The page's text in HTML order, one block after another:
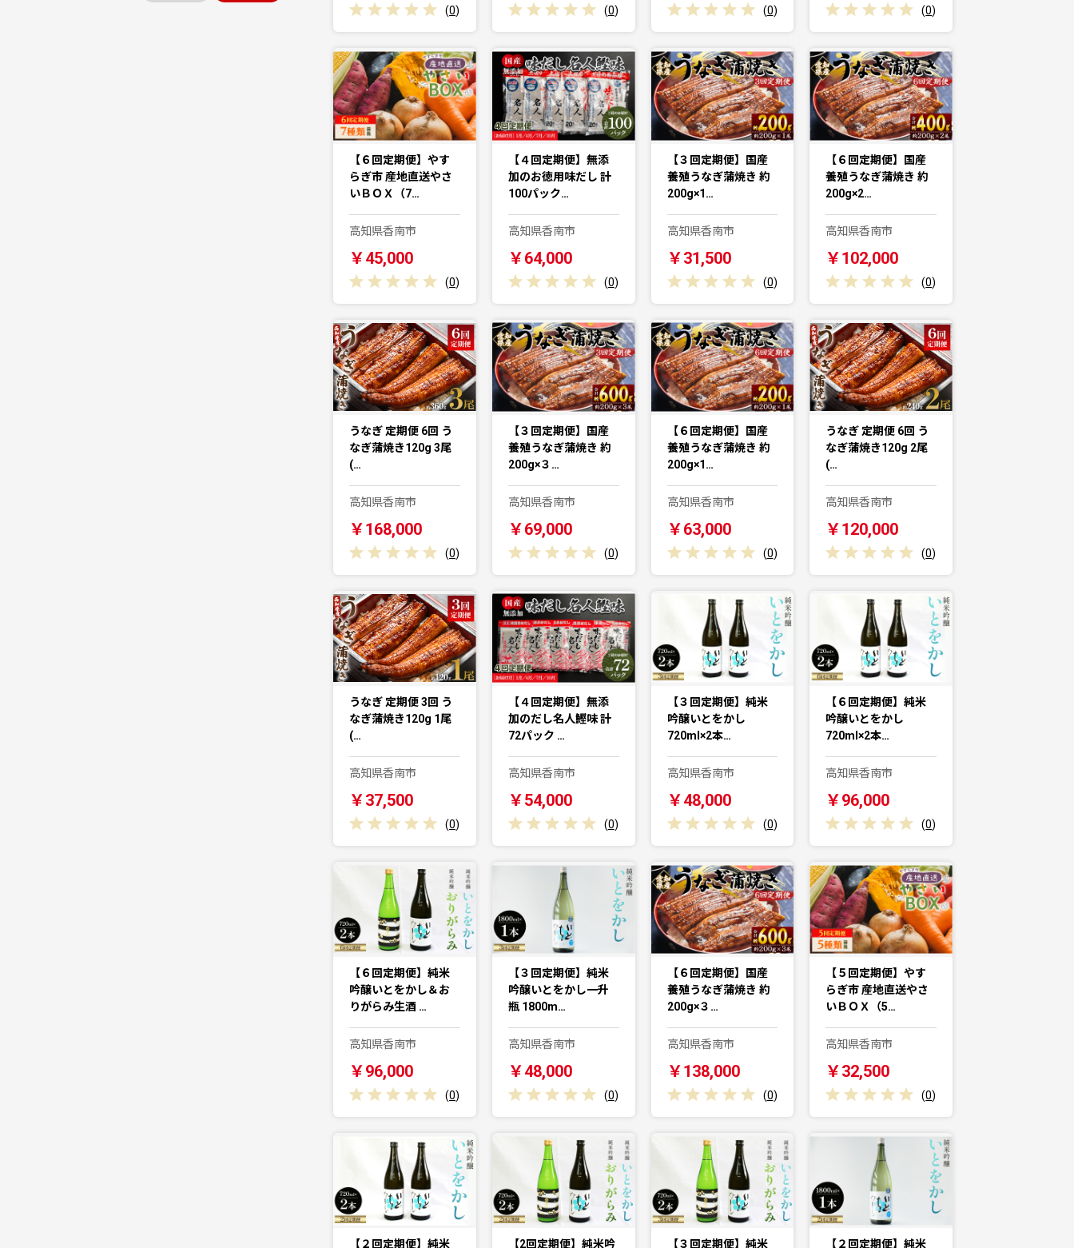
(0) (0) (0) (0)
【６回定期便】やす
らぎ市 産地直送やさ
いＢＯＸ（7…
高知県香南市
￥45,000
(0)
【４回定期便】無添
加のお徳用味だし 計
100パック…
高知県香南市
￥64,000
(0)
【３回定期便】国産
養殖うなぎ蒲焼き 約
200g×1…
高知県香南市
￥31,500
(0)
【６回定期便】国産
養殖うなぎ蒲焼き 約
200g×2…
高知県香南市
￥102,000
(0)
うなぎ 定期便 6回 う
なぎ蒲焼き120g 3尾
(…
高知県香南市
￥168,000
(0)
【３回定期便】国産
養殖うなぎ蒲焼き 約
200g×３…
高知県香南市
￥69,000
(0)
【６回定期便】国産
養殖うなぎ蒲焼き 約
200g×1…
高知県香南市
￥63,000
(0)
うなぎ 定期便 6回 う
なぎ蒲焼き120g 2尾
(…
高知県香南市
￥120,000
(0)
うなぎ 定期便 3回 う
なぎ蒲焼き120g 1尾
(…
高知県香南市
￥37,500
(0)
【４回定期便】無添
加のだし名人鰹味 計
72パック …
高知県香南市
￥54,000
(0)
【３回定期便】純米
吟醸いとをかし
720ml×2本…
高知県香南市
￥48,000
(0)
【６回定期便】純米
吟醸いとをかし
720ml×2本…
高知県香南市
￥96,000
(0)
【６回定期便】純米
吟醸いとをかし＆お
りがらみ生酒 …
高知県香南市
￥96,000
(0)
【３回定期便】純米
吟醸いとをかし一升
瓶 1800m…
高知県香南市
￥48,000
(0)
【６回定期便】国産
養殖うなぎ蒲焼き 約
200g×３…
高知県香南市
￥138,000
(0)
【５回定期便】やす
らぎ市 産地直送やさ
いＢＯＸ（5…
高知県香南市
￥32,500
(0)
【２回定期便】純米 【2回定期便】純米吟 【３回定期便】純米 【２回定期便】純米